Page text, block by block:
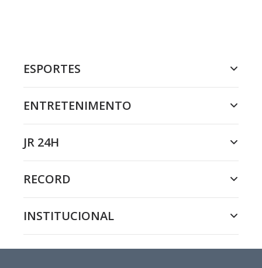
ESPORTES
ENTRETENIMENTO
JR 24H
RECORD
INSTITUCIONAL